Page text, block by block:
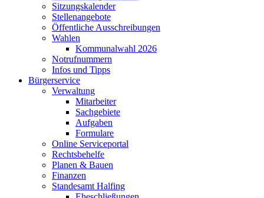
Sitzungskalender
Stellenangebote
Öffentliche Ausschreibungen
Wahlen
Kommunalwahl 2026
Notrufnummern
Infos und Tipps
Bürgerservice
Verwaltung
Mitarbeiter
Sachgebiete
Aufgaben
Formulare
Online Serviceportal
Rechtsbehelfe
Planen & Bauen
Finanzen
Standesamt Halfing